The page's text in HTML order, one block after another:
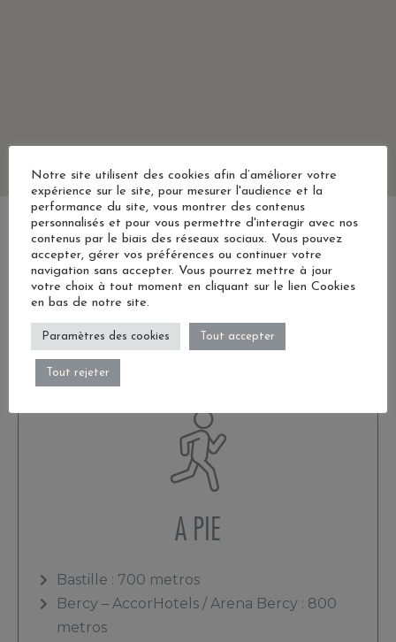
DESCUBRIR PARÍS
A PIE
Bastille : 700 metros
Bercy – AccorHotels / Arena Bercy : 800
metros
Notre site utilisent des cookies afin d’améliorer votre
expérience sur le site, pour mesurer l'audience et la
performance du site, vous montrer des contenus
personnalisés et pour vous permettre d'interagir avec nos
contenus par le biais des réseaux sociaux. Vous pouvez
accepter, gérer vos préférences ou continuer votre
navigation sans accepter. Vous pourrez mettre à jour
votre choix à tout moment en cliquant sur le lien Cookies
en bas de notre site.
Paramètres des cookies Tout accepter
Tout rejeter